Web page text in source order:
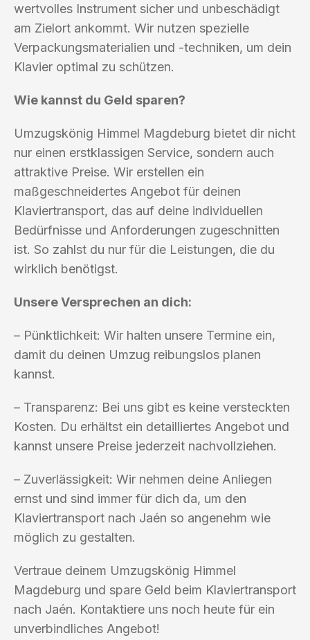
wertvolles Instrument sicher und unbeschädigt
am Zielort ankommt. Wir nutzen spezielle
Verpackungsmaterialien und -techniken, um dein
Klavier optimal zu schützen.
Wie kannst du Geld sparen?
Umzugskönig Himmel Magdeburg bietet dir nicht
nur einen erstklassigen Service, sondern auch
attraktive Preise. Wir erstellen ein
maßgeschneidertes Angebot für deinen
Klaviertransport, das auf deine individuellen
Bedürfnisse und Anforderungen zugeschnitten
ist. So zahlst du nur für die Leistungen, die du
wirklich benötigst.
Unsere Versprechen an dich:
– Pünktlichkeit: Wir halten unsere Termine ein,
damit du deinen Umzug reibungslos planen
kannst.
– Transparenz: Bei uns gibt es keine versteckten
Kosten. Du erhältst ein detailliertes Angebot und
kannst unsere Preise jederzeit nachvollziehen.
– Zuverlässigkeit: Wir nehmen deine Anliegen
ernst und sind immer für dich da, um den
Klaviertransport nach Jaén so angenehm wie
möglich zu gestalten.
Vertraue deinem Umzugskönig Himmel
Magdeburg und spare Geld beim Klaviertransport
nach Jaén. Kontaktiere uns noch heute für ein
unverbindliches Angebot!